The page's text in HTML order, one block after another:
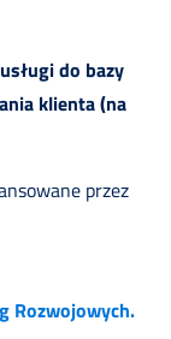
do bazy
klienta (na
przez
Rozwojowych.